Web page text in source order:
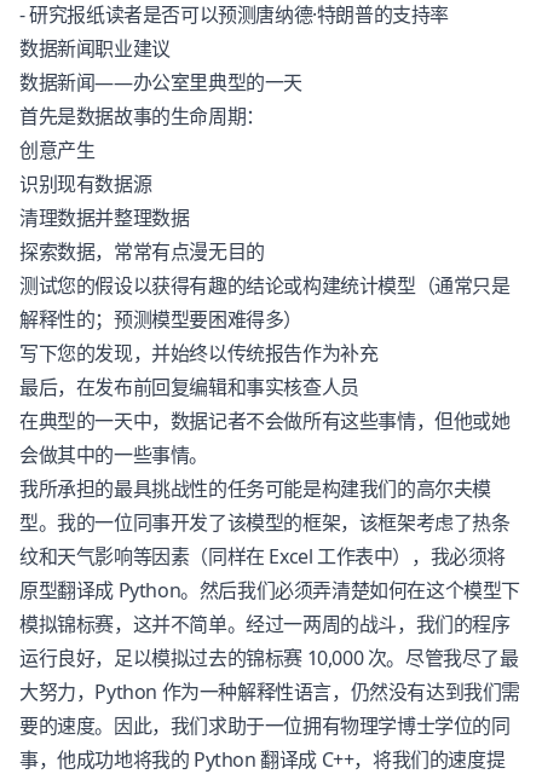
- 研究报纸读者是否可以预测唐纳德·特朗普的支持率
数据新闻职业建议
数据新闻——办公室里典型的一天
首先是数据故事的生命周期：
创意产生
识别现有数据源
清理数据并整理数据
探索数据，常常有点漫无目的
测试您的假设以获得有趣的结论或构建统计模型（通常只是
解释性的；预测模型要困难得多）
写下您的发现，并始终以传统报告作为补充
最后，在发布前回复编辑和事实核查人员
在典型的一天中，数据记者不会做所有这些事情，但他或她
会做其中的一些事情。
我所承担的最具挑战性的任务可能是构建我们的高尔夫模
型。我的一位同事开发了该模型的框架，该框架考虑了热条
纹和天气影响等因素（同样在 Excel 工作表中），我必须将
原型翻译成 Python。然后我们必须弄清楚如何在这个模型下
模拟锦标赛，这并不简单。经过一两周的战斗，我们的程序
运行良好，足以模拟过去的锦标赛 10,000 次。尽管我尽了最
大努力，Python 作为一种解释性语言，仍然没有达到我们需
要的速度。因此，我们求助于一位拥有物理学博士学位的同
事，他成功地将我的 Python 翻译成 C++，将我们的速度提